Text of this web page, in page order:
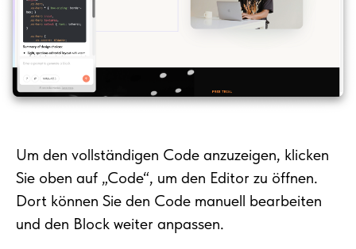
Um den vollständigen Code anzuzeigen, klicken
Sie oben auf „Code“, um den Editor zu öffnen.
Dort können Sie den Code manuell bearbeiten
und den Block weiter anpassen.